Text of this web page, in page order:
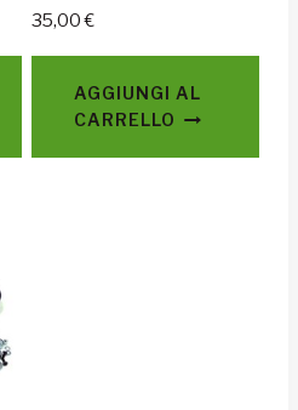
35,00€
AGGIUNGI AL
CARRELLO